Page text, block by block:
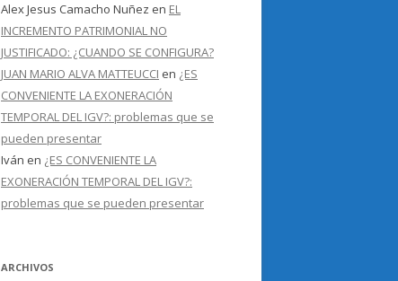
Alex Jesus Camacho Nuñez en EL
INCREMENTO PATRIMONIAL NO
JUSTIFICADO: ¿CUANDO SE CONFIGURA?
JUAN MARIO ALVA MATTEUCCI en ¿ES
CONVENIENTE LA EXONERACIÓN
TEMPORAL DEL IGV?: problemas que se
pueden presentar
Iván en ¿ES CONVENIENTE LA
EXONERACIÓN TEMPORAL DEL IGV?:
problemas que se pueden presentar
ARCHIVOS